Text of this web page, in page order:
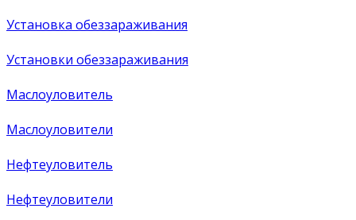
Установка обеззараживания
Установки обеззараживания
Маслоуловитель
Маслоуловители
Нефтеуловитель
Нефтеуловители